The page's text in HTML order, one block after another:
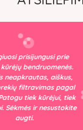
prie
aiškus,
pagal
kūrėjui, tiek
nesustokite